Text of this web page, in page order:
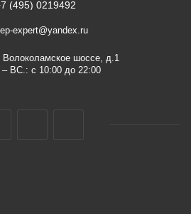
(495) 0219492
expert@yandex.ru
Волоколамское шоссе, д.1
ВС.: с 10:00 до 22:00